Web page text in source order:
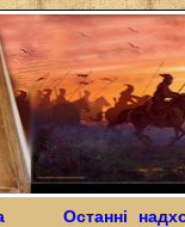
Останні